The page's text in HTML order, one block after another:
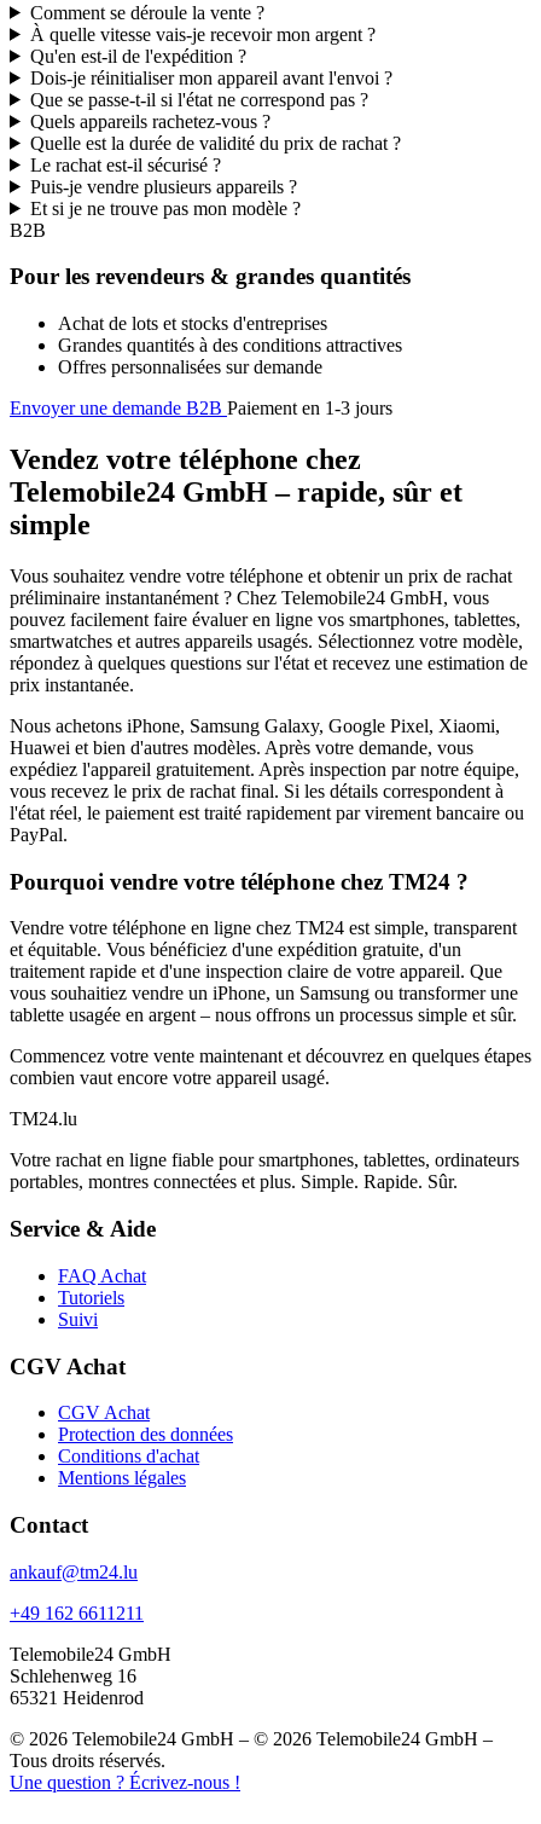
Comment se déroule la vente ?
À quelle vitesse vais-je recevoir mon argent ?
Qu'en est-il de l'expédition ?
Dois-je réinitialiser mon appareil avant l'envoi ?
Que se passe-t-il si l'état ne correspond pas ?
Quels appareils rachetez-vous ?
Quelle est la durée de validité du prix de rachat ?
Le rachat est-il sécurisé ?
Puis-je vendre plusieurs appareils ?
Et si je ne trouve pas mon modèle ?
B2B
Pour les revendeurs & grandes quantités
Achat de lots et stocks d'entreprises
Grandes quantités à des conditions attractives
Offres personnalisées sur demande
Envoyer une demande B2B Paiement en 1-3 jours
Vendez votre téléphone chez
Telemobile24 GmbH – rapide, sûr et
simple
Vous souhaitez vendre votre téléphone et obtenir un prix de rachat
préliminaire instantanément ? Chez Telemobile24 GmbH, vous
pouvez facilement faire évaluer en ligne vos smartphones, tablettes,
smartwatches et autres appareils usagés. Sélectionnez votre modèle,
répondez à quelques questions sur l'état et recevez une estimation de
prix instantanée.
Nous achetons iPhone, Samsung Galaxy, Google Pixel, Xiaomi,
Huawei et bien d'autres modèles. Après votre demande, vous
expédiez l'appareil gratuitement. Après inspection par notre équipe,
vous recevez le prix de rachat final. Si les détails correspondent à
l'état réel, le paiement est traité rapidement par virement bancaire ou
PayPal.
Pourquoi vendre votre téléphone chez TM24 ?
Vendre votre téléphone en ligne chez TM24 est simple, transparent
et équitable. Vous bénéficiez d'une expédition gratuite, d'un
traitement rapide et d'une inspection claire de votre appareil. Que
vous souhaitiez vendre un iPhone, un Samsung ou transformer une
tablette usagée en argent – nous offrons un processus simple et sûr.
Commencez votre vente maintenant et découvrez en quelques étapes
combien vaut encore votre appareil usagé.
TM24.lu
Votre rachat en ligne fiable pour smartphones, tablettes, ordinateurs
portables, montres connectées et plus. Simple. Rapide. Sûr.
Service & Aide
FAQ Achat
Tutoriels
Suivi
CGV Achat
CGV Achat
Protection des données
Conditions d'achat
Mentions légales
Contact
ankauf@tm24.lu
+49 162 6611211
Telemobile24 GmbH
Schlehenweg 16
65321 Heidenrod
© 2026 Telemobile24 GmbH – © 2026 Telemobile24 GmbH –
Tous droits réservés.
Une question ? Écrivez-nous !